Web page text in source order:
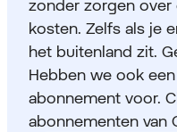
zonder zorgen
kosten. Zelfs als je
het buitenland zit.
Hebben we ook
abonnement voor.
abonnementen van